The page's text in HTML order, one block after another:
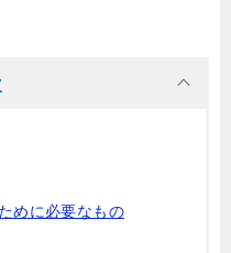
めに必要なもの